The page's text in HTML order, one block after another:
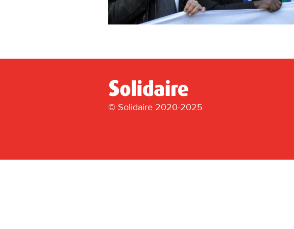
© Solidaire 2020-2025